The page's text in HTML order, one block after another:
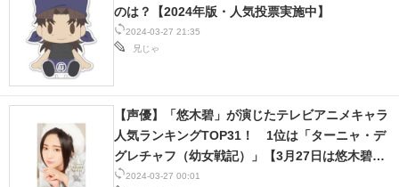
2024-03-27 21:35
兄じゃ
のは？【2024年版・人気投票実施中】
2024-03-27 00:01
【声優】「悠木碧」が演じたテレビアニメキャラ
人気ランキングTOP31！ 1位は「ターニャ・デ
グレチャフ（幼女戦記）」【3月27日は悠木碧さ
ん誕生日】